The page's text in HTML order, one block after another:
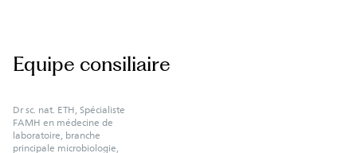
Equipe consiliaire
Dr sc. nat. ETH, Spécialiste
FAMH en médecine de
laboratoire, branche
principale microbiologie,